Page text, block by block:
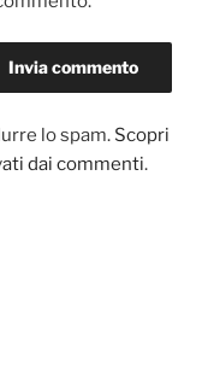
lo spam. Scopri
dai commenti.